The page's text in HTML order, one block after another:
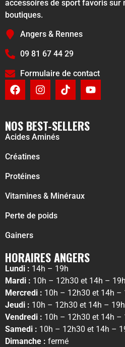
accessoires de sport favoris sur
boutiques.
Angers & Rennes
09 81 67 44 29
Formulaire de contact
NOS BEST-SELLERS
Acides Aminés
Créatines
Protéines
Vitamines & Minéraux
Perte de poids
Gainers
HORAIRES ANGERS
Lundi : 14h – 19h
Mardi : 10h – 12h30 et 14h – 19h
Mercredi : 10h – 12h30 et 14h –
Jeudi : 10h – 12h30 et 14h – 19h
Vendredi : 10h – 12h30 et 14h –
Samedi : 10h – 12h30 et 14h –
Dimanche : fermé